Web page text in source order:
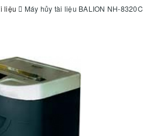
liệu Máy hủy tài liệu BALION NH-8320C